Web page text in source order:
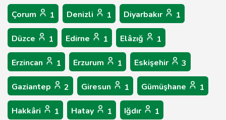
Çorum 1 Denizli 1 Diyarbakır 1
Düzce 1 Edirne 1 Elâzığ 1
Erzincan 1 Erzurum 1 Eskişehir 3
Gaziantep 2 Giresun 1 Gümüşhane 1
Hakkâri 1 Hatay 1 Iğdır 1